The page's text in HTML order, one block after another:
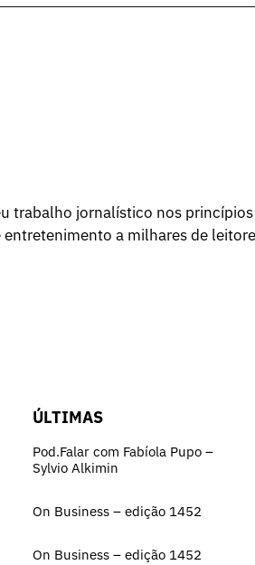
trabalho jornalístico nos princípios
a milhares de
ÚLTIMAS
Pod.Falar com Fabíola Pupo –
Sylvio Alkimin
On Business – edição 1452
On Business – edição 1452